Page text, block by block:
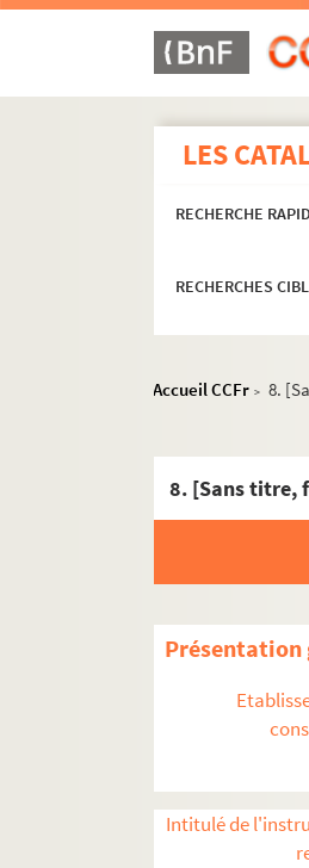
LES
RECHERCHE
RECHERCHES
Accueil CCFr > 8.
8. [Sans titre,
Présentation
Intitulé de
Ms. 2888 à
Ms. 2893. José